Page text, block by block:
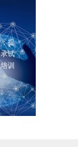
提
试
训